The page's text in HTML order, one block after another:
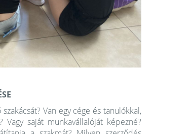
Van egy cége és tanulókkal,
saját munkavállalóját képezné?